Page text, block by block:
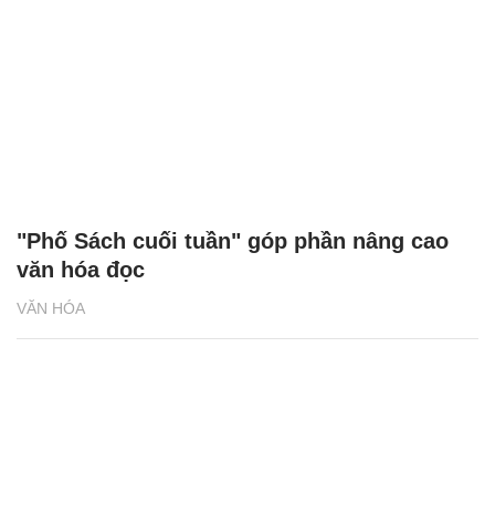
VĂN HÓA
"Phố Sách cuối tuần" góp phần nâng cao
văn hóa đọc